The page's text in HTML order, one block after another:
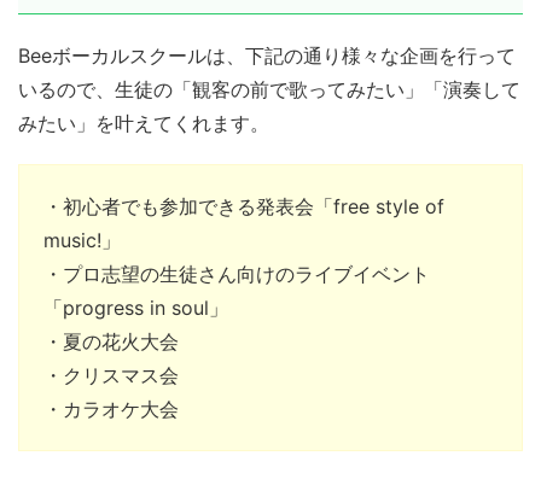
Beeボーカルスクールは、下記の通り様々な企画を行って
いるので、生徒の「観客の前で歌ってみたい」「演奏して
みたい」を叶えてくれます。
・初心者でも参加できる発表会「free style of
music!」
・プロ志望の生徒さん向けのライブイベント
「progress in soul」
・夏の花火大会
・クリスマス会
・カラオケ大会